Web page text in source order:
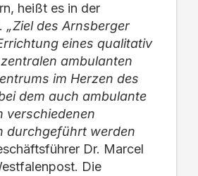
heißt es in der
„Ziel des Arnsberger
eines qualitativ
ambulanten
im Herzen des
dem auch ambulante
verschiedenen
durchgeführt werden
Dr. Marcel
Die